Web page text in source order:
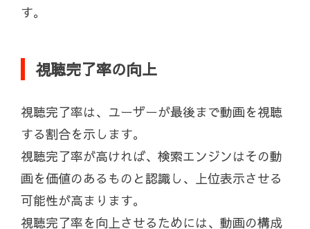
す。
視聴完了率の向上
視聴完了率は、ユーザーが最後まで動画を視聴
する割合を示します。
視聴完了率が高ければ、検索エンジンはその動
画を価値のあるものと認識し、上位表示させる
可能性が高まります。
視聴完了率を向上させるためには、動画の構成